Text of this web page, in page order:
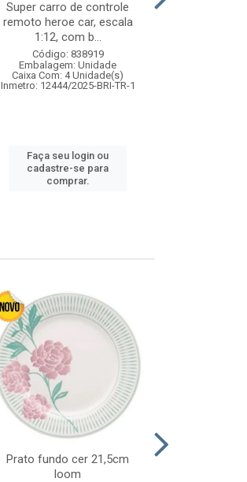
Super carro de controle
remoto heroe car, escala
1:12, com b...
Código: 838919
Embalagem: Unidade
Caixa Com: 4 Unidade(s)
Inmetro: 12444/2025-BRI-TR-1
Faça seu login ou
cadastre-se para
comprar.
Prato fundo cer 21,5cm
loom